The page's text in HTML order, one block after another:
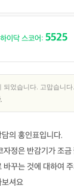
하이닥 스코어: 5525
되었습니다. 고맙습니다.
의 홍인표입니다.
정은 반감기가 조
꾸는 것에 대하여
셔요